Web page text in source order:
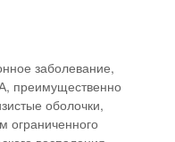
заболевание,
преимущественно
оболочки,
ограниченного